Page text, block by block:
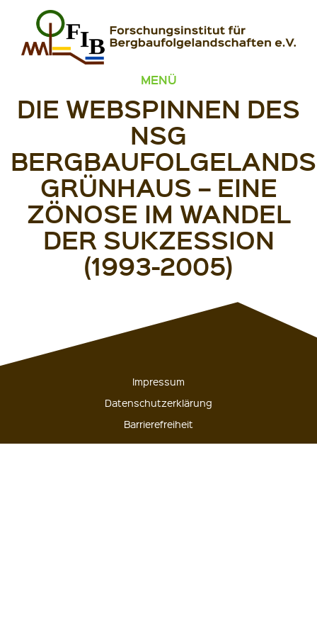
Zum Inhalt springen
FIB – Forschungsinstitut für Bergbaufolgelandschaften
MENÜ
DIE WEBSPINNEN DES
NSG
GRÜNHAUS – EINE
ZÖNOSE IM WANDEL
DER SUKZESSION
(1993-2005)
Impressum
Datenschutzerklärung
Barrierefreiheit